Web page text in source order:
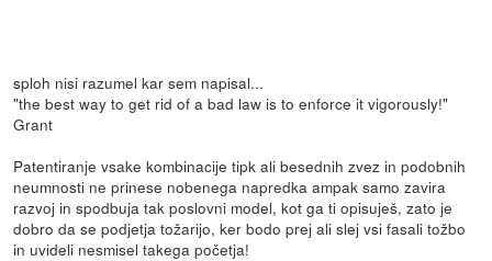
sploh nisi razumel kar sem napisal...
"the best way to get rid of a bad law is to enforce it vigorously!"
Grant
Patentiranje vsake kombinacije tipk ali besednih zvez in podobnih
neumnosti ne prinese nobenega napredka ampak samo zavira
razvoj in spodbuja tak poslovni model, kot ga ti opisuješ, zato je
dobro da se podjetja tožarijo, ker bodo prej ali slej vsi fasali tožbo
in uvideli nesmisel takega početja!